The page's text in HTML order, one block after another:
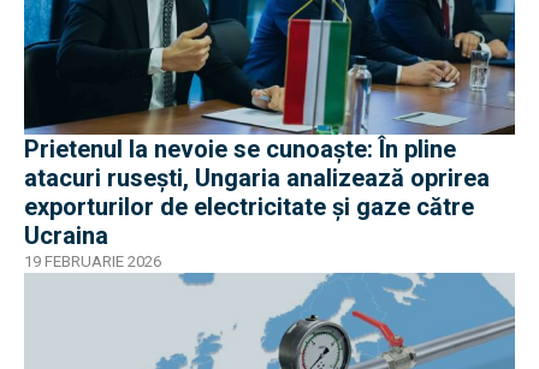
Prietenul la nevoie se cunoaște: În pline
atacuri rusești, Ungaria analizează oprirea
exporturilor de electricitate şi gaze către
Ucraina
19 FEBRUARIE 2026